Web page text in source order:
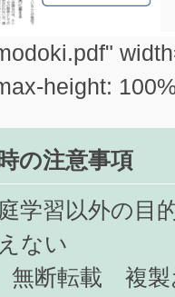
height:
の注意事項
学習以外の目
ない
無断転載 複製